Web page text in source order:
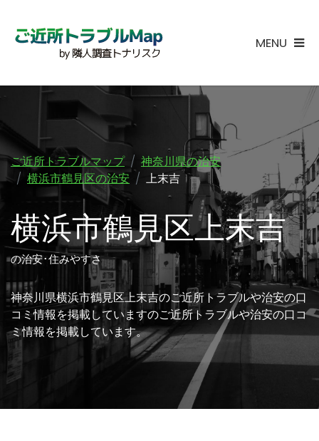
MENU
ご近所トラブルマップ
神奈川県の治安
横浜市鶴見区の治安
上末吉
横浜市鶴見区上末吉
の治安･住みやすさ
神奈川県横浜市鶴見区上末吉のご近所トラブルや治安の口
コミ情報を掲載していますのご近所トラブルや治安の口コ
ミ情報を掲載しています。